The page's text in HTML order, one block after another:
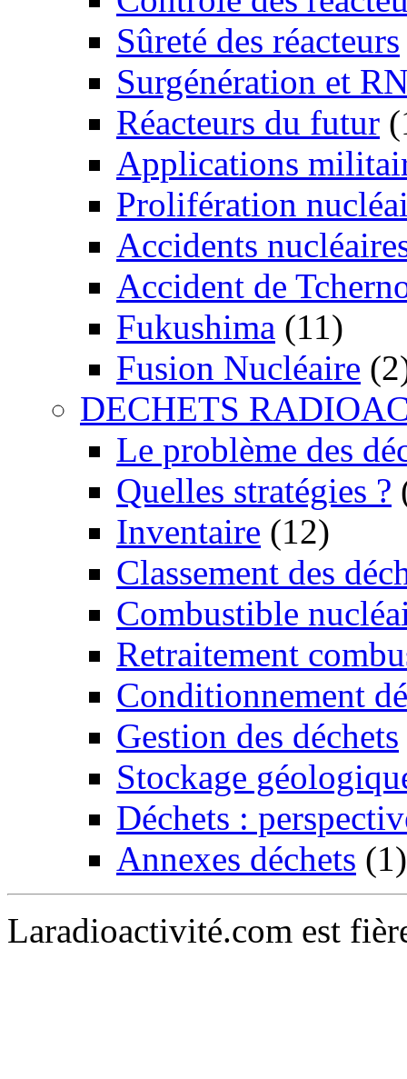
Sûreté des réacteurs
Surgénération et
Réacteurs du futur
Applications
Prolifération
Accidents
Accident de
Fukushima (11)
Fusion Nucléaire
DECHETS
Le problème des
Quelles stratégies ?
Inventaire (12)
Classement des
Combustible
Retraitement
Conditionnement
Gestion des déchets
Stockage
Déchets :
Annexes déchets (1)
Laradioactivité.com est